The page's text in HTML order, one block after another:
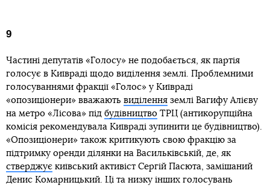
9
Частині депутатів «Голосу» не подобається, як партія
голосує в Київраді щодо виділення землі. Проблемними
голосуваннями фракції «Голос» у Київраді
«опозиціонери» вважають виділення землі Вагифу Алієву
на метро «Лісова» під будівництво ТРЦ (антикорупційна
комісія рекомендувала Київраді зупинити це будівництво).
«Опозиціонери» також критикують свою фракцію за
підтримку оренди ділянки на Васильківській, де, як
стверджує київський активіст Сергій Пасюта, замішаний
Денис Комарницький. Ці та низку інших голосувань